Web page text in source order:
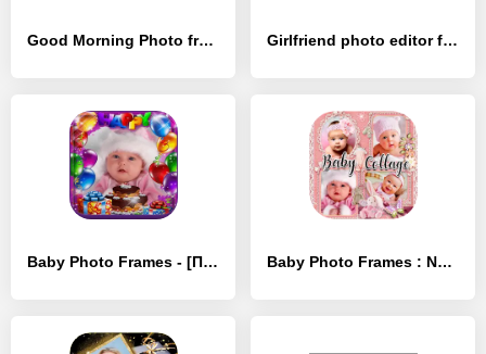
Good Morning Photo frames 22 - [Премиум версия] Girlfriend photo editor frames - [Полная версия]
Baby Photo Frames - [Премиум версия] Baby Photo Frames : Name, Card - [Разблокированная версия]